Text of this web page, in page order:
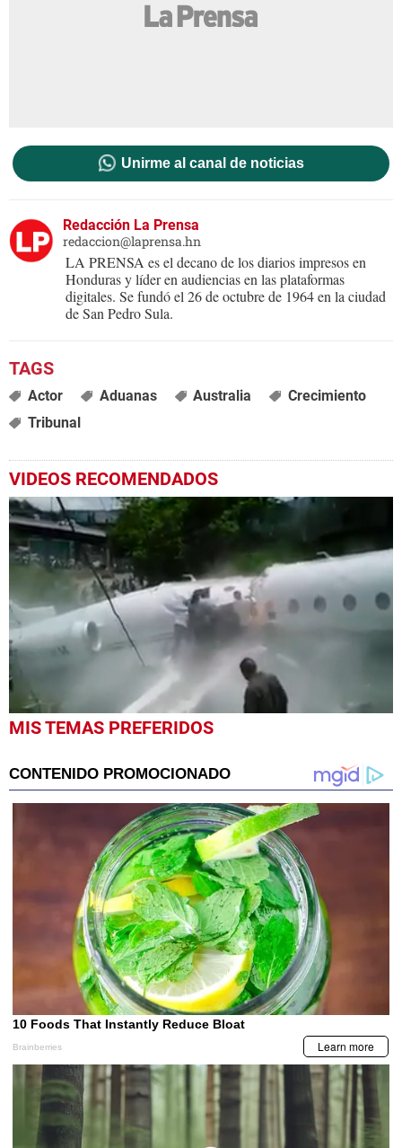
Unirme al canal de noticias
Redacción La Prensa
redaccion@laprensa.hn
LA PRENSA es el decano de los diarios impresos en
Honduras y líder en audiencias en las plataformas
digitales. Se fundó el 26 de octubre de 1964 en la ciudad
de San Pedro Sula.
Actor Aduanas Australia
Crecimiento
Tribunal
VIDEOS RECOMENDADOS
0
seconds
seconds
MIS TEMAS PREFERIDOS